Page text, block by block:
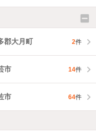
郡大月町 2件
市 14件
市 64件